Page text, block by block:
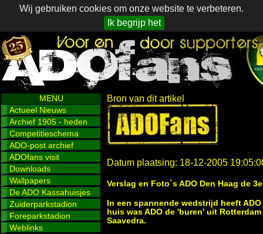
Wij gebruiken cookies om onze website te verbeteren.
Ik begrijp het
MENU
Actueel Nieuws
Archief 1905 - heden
Competitieschema
ADO-post archief
ADOfans visit
Downloads
Wallpapers
De ADO Kassahuisjes
Zuiderparkstadion
Foreparkstadion
Weblinks
Bron van dit artikel
Datum plaatsing: 18-12-2005
Verslag en Foto`s ADO Den Haag de
In een spannende wedstrijd heeft
huis was ADO de 'buren' uit
Saavedra.